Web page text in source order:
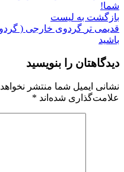
شما!
بازگشت به لیست
قدیمی تر گردوی خارجی (
باشید
دیدگاهتان را بنویسید
نشانی ایمیل شما منتشر
علامت‌گذاری شده‌اند *